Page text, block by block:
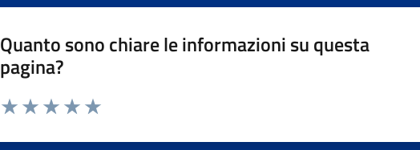
Quanto sono chiare le informazioni su questa
pagina?
Valuta da 1 a 5 stelle la pagina